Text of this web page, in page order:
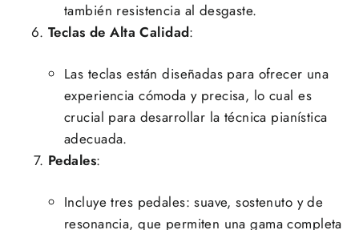
también resistencia al desgaste.
Teclas de Alta Calidad:
Las teclas están diseñadas para ofrecer una
experiencia cómoda y precisa, lo cual es
crucial para desarrollar la técnica pianística
adecuada.
Pedales:
Incluye tres pedales: suave, sostenuto y de
resonancia, que permiten una gama completa